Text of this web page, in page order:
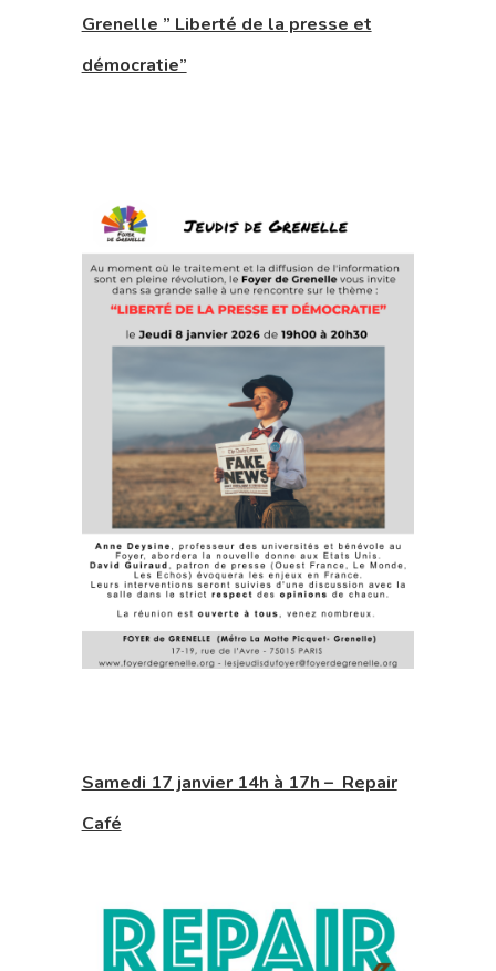
Grenelle ” Liberté de la presse et
démocratie”
Samedi 17 janvier 14h à 17h – Repair
Café